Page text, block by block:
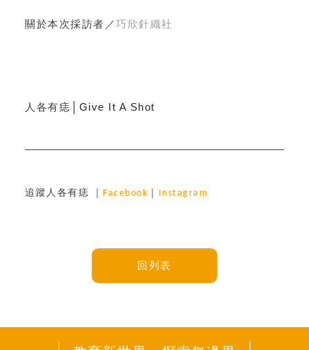
關於本次採訪者／巧欣針織社
人各有痣 Give It A Shot
追蹤人各有痣 ｜ Facebook Instagram
回列表